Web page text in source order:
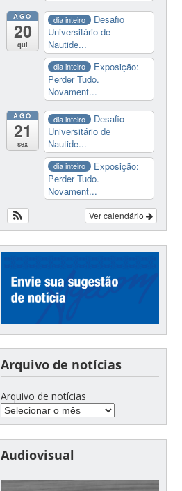
AGO
20
qui
dia inteiro
Desafio
Universitário de
Nautide...
dia inteiro
Exposição:
Perder Tudo.
Novament...
AGO
21
sex
dia inteiro
Desafio
Universitário de
Nautide...
dia inteiro
Exposição:
Perder Tudo.
Novament...
Ver calendário
Arquivo de notícias
Arquivo de notícias
Audiovisual